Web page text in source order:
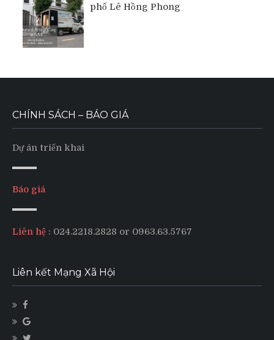
phố Lê Hồng Phong
CHÍNH SÁCH – BÁO GIÁ
Dự án triển khai
Báo giá
Liên hệ : 024.2218.2828 or 0963.63.5767
Liên kết Mạng Xã Hội